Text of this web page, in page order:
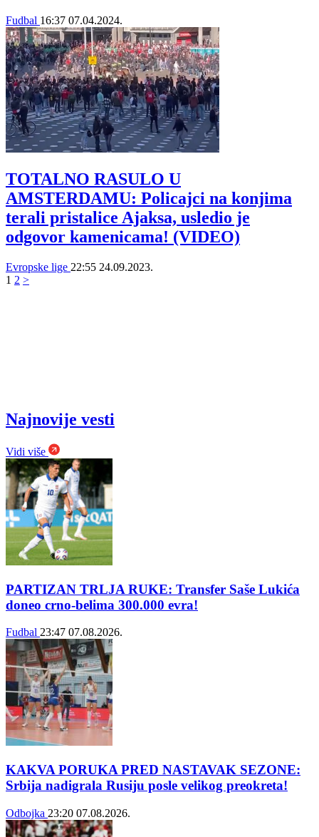
Fudbal 16:37 07.04.2024.
TOTALNO RASULO U
AMSTERDAMU: Policajci na konjima
terali pristalice Ajaksa, usledio je
odgovor kamenicama! (VIDEO)
Evropske lige 22:55 24.09.2023.
1 2 >
Najnovije vesti
Vidi više
PARTIZAN TRLJA RUKE: Transfer Saše Lukića
doneo crno-belima 300.000 evra!
Fudbal 23:47 07.08.2026.
KAKVA PORUKA PRED NASTAVAK SEZONE:
Srbija nadigrala Rusiju posle velikog preokreta!
Odbojka 23:20 07.08.2026.